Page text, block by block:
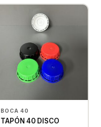
BOCA 40
TAPÓN 40 DISCO